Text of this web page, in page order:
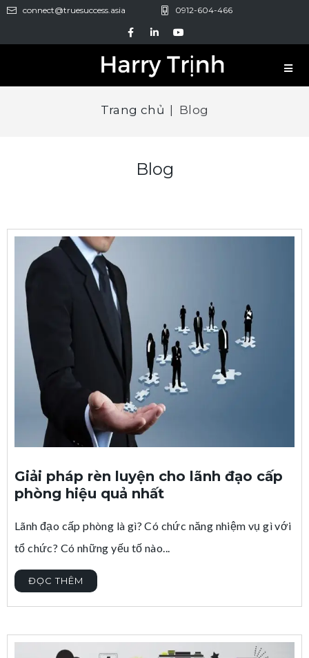
connect@truesuccess.asia 0912-604-466
Trang chủ Blog
Blog
Giải pháp rèn luyện cho lãnh đạo cấp
phòng hiệu quả nhất
Lãnh đạo cấp phòng là gì? Có chức năng nhiệm vụ gì với
tổ chức? Có những yếu tố nào...
ĐỌC THÊM